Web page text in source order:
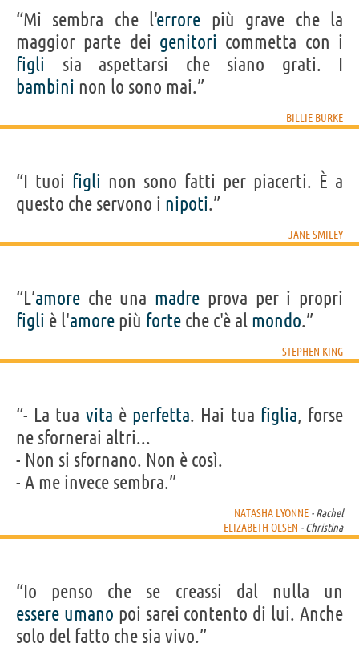
“Mi sembra che l'errore più grave che la
maggior parte dei genitori commetta con i
figli sia aspettarsi che siano grati. I
bambini non lo sono mai.”
BILLIE BURKE
“I tuoi figli non sono fatti per piacerti. È a
questo che servono i nipoti.”
JANE SMILEY
“L’amore che una madre prova per i propri
figli è l'amore più forte che c'è al mondo.”
STEPHEN KING
“- La tua vita è perfetta. Hai tua figlia, forse
ne sfornerai altri...
- Non si sfornano. Non è così.
- A me invece sembra.”
NATASHA LYONNE - Rachel
ELIZABETH OLSEN - Christina
“Io penso che se creassi dal nulla un
essere umano poi sarei contento di lui. Anche
solo del fatto che sia vivo.”